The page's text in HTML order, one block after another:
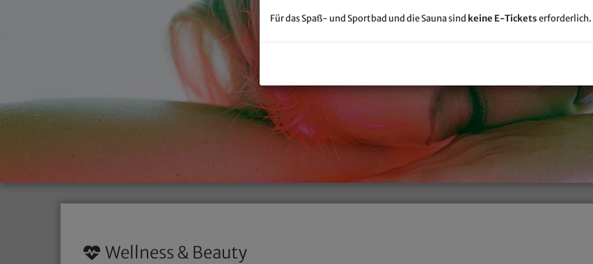
Wellness & Beauty
Für das Spaß- und Sportbad und die Sauna sind keine E-Ticketserforderlich.